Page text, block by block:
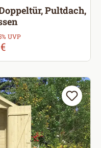
Pultdach,
UVP